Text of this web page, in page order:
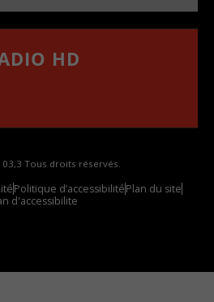
HD
Tous droits réservés.
Politique d’accessibilitéPlan du site
d'accessibilite